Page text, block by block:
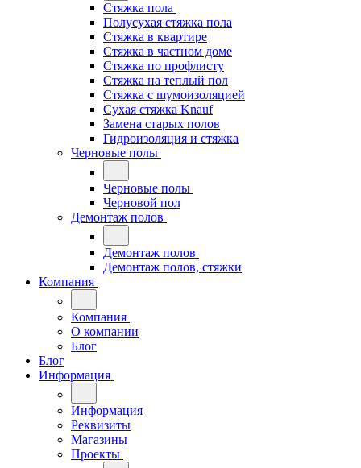
Стяжка пола
Полусухая стяжка пола
Стяжка в квартире
Стяжка в частном доме
Стяжка по профлисту
Стяжка на теплый пол
Стяжка с шумоизоляцией
Сухая стяжка Knauf
Замена старых полов
Гидроизоляция и стяжка
Черновые полы
Черновые полы
Черновой пол
Демонтаж полов
Демонтаж полов
Демонтаж полов, стяжки
Компания
Компания
О компании
Блог
Блог
Информация
Информация
Реквизиты
Магазины
Проекты